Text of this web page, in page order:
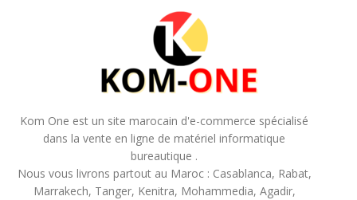
Kom One est un site marocain d'e-commerce spécialisé
dans la vente en ligne de matériel informatique
bureautique .
Nous vous livrons partout au Maroc : Casablanca, Rabat,
Marrakech, Tanger, Kenitra, Mohammedia, Agadir,